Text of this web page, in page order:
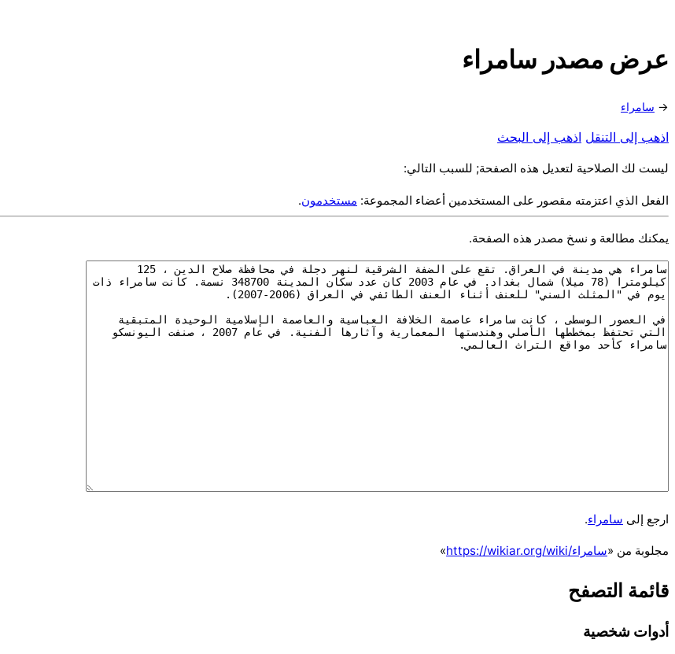
عرض مصدر سامراء
→ سامراء
اذهب إلى التنقل اذهب إلى البحث
ليست لك الصلاحية لتعديل هذه الصفحة; للسبب التالي:
الفعل الذي اعتزمته مقصور على المستخدمين أعضاء المجموعة: مستخدمون.
يمكنك مطالعة و نسخ مصدر هذه الصفحة.
ارجع إلى سامراء.
مجلوبة من «https://wikiar.org/wiki/سامراء »
قائمة التصفح
أدوات شخصية